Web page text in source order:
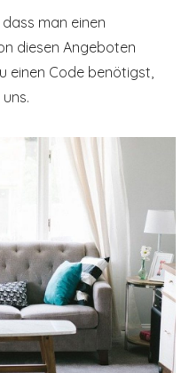
man einen
diesen Angeboten
einen Code benötigst,